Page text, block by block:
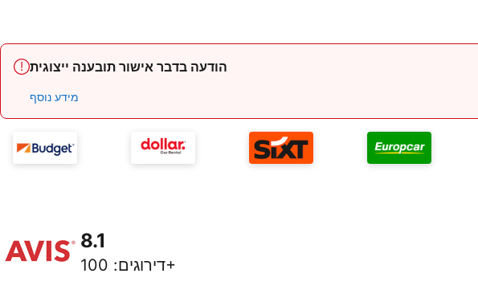
הודעה בדבר אישור תובענה ייצוגית
מידע נוסף
8.1
דירוגים: 100+